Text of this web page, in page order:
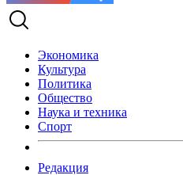
Экономика
Культура
Политика
Общество
Наука и техника
Спорт
Редакция